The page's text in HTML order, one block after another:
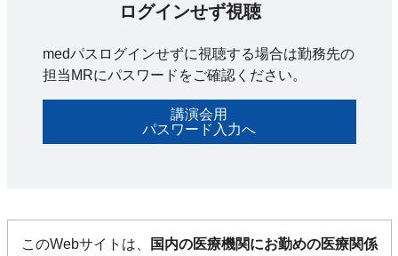
ログインせず視聴
medパスログインせずに視聴する場合は勤務先の
担当MRにパスワードをご確認ください。
講演会用
パスワード入力へ
このWebサイトは、
国内の医療機関にお勤めの医療関係